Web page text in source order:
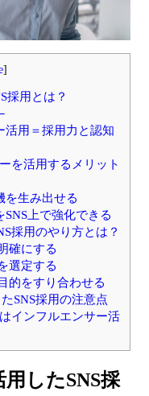
]
採用とは？
活用＝採用力と認知
を活用するメリット
を生み出せる
上で強化できる
採用のやり方とは？
確にする
選定する
的をすり合わせる
SNS採用の注意点
インフルエンサー活
したSNS採